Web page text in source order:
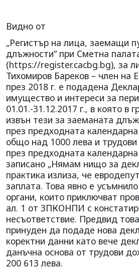
Видно от
„Регистър на лица, заемащи
длъжности“ при Сметна
(https://register.cacbg.bg), за
Тихомиров Бареков – член на
през 2018 г. е подадена
имущество и интереси за
01.01.-31.12.2017 г., в която в
извън тези за заеманата
през предходната
общо над 1000 лева и
през предходната календарна
записано „Нямам нищо за
практика излиза, че
заплата. Това явно е
органи, които приключват
ал. 1 от ЗПКОНПИ с
несъответствие. Предвид
принуден да подаде нова
коректни данни като вече
данъчна основа от трудови
200 613 лева.